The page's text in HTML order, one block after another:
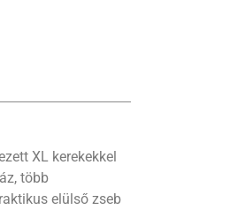
XL kerekekkel
több
elülső zseb